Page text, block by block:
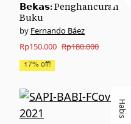
𝗕𝗲𝗸𝗮𝘀: Penghancuran
Buku
Fernando Báez
Rp180.000
Original
price
Rp180.000.
Rp150.000
Current
price
Rp150.000.
17% off!
Habis